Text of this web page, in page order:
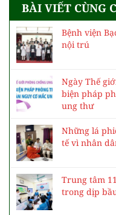
BÀI VIẾT CÙNG
Bệnh viện
nội trú
Ngày Thế
biện pháp
ung thư
Những lá
tế vì nhân
Trung tâm
trong dịp